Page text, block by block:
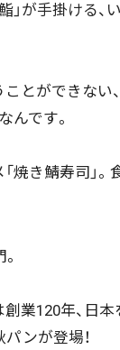
」が手掛ける、
とができない
んです。
焼き鯖寿司」。
業120年、日
パンが登場！
道外
絞り込み
検索